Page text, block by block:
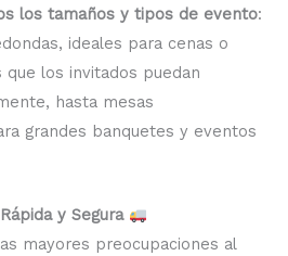
los tamaños y tipos de evento:
ideales para cenas o
que los invitados puedan
hasta mesas
grandes banquetes y eventos
y Segura
mayores preocupaciones al